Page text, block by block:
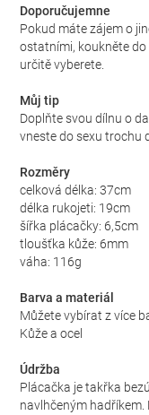
Doporučujemne
Pokud máte zájem o
ostatními, koukněte
určitě vyberete.
Můj tip
Doplňte svou dílnu o
vneste do sexu trochu
Rozměry
celková délka: 37cm
délka rukojeti: 19cm
šířka plácačky: 6,5cm
tloušťka kůže: 6mm
váha: 116g
Barva a materiál
Můžete vybírat z více
Kůže a ocel
Údržba
Plácačka je takřka
navlhčeným